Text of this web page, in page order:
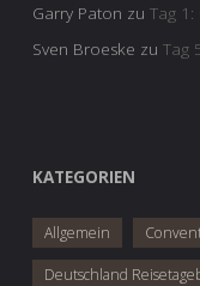
Garry Paton zu Tag
Sven Broeske zu Tag
KATEGORIEN
Allgemein
Deutschland